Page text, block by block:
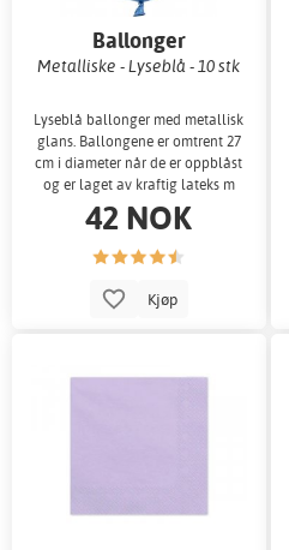
Ballonger
Metalliske - Lyseblå - 10 stk
Lyseblå ballonger med metallisk
glans. Ballongene er omtrent 27
cm i diameter når de er oppblåst
og er laget av kraftig lateks m
42 NOK
Kjøp